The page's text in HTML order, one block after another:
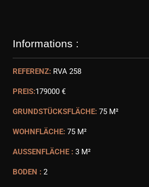
Informations :
REFERENZ: RVA 258
PREIS:179000 €
GRUNDSTÜCKSFLÄCHE: 75 M²
WOHNFLÄCHE: 75 M²
AUSSENFLÄCHE : 3 M²
BODEN : 2